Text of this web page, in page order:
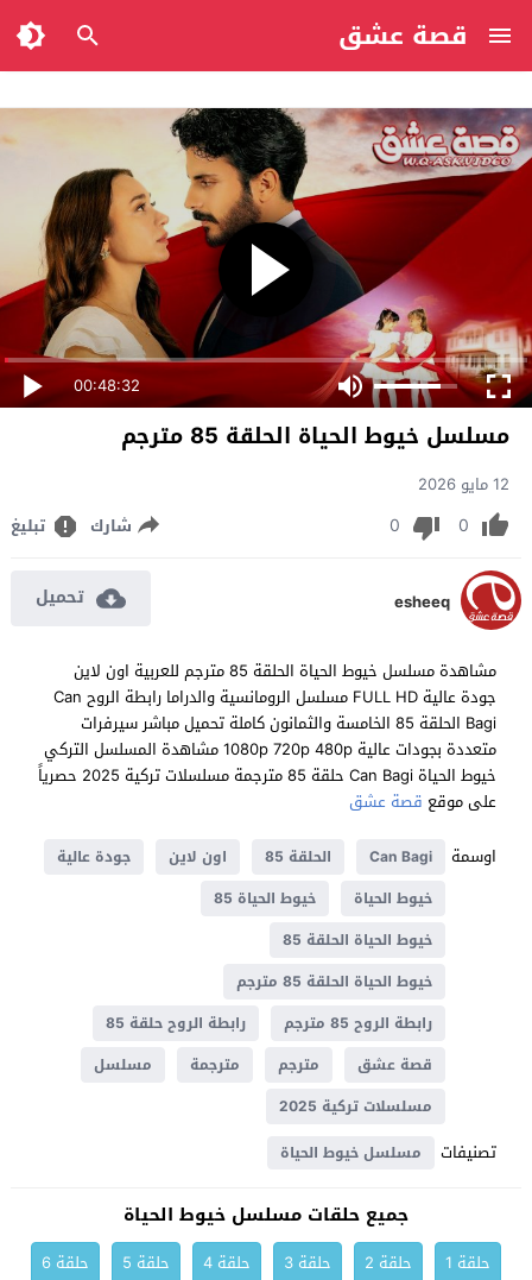
قصة عشق
00:48:32
مسلسل خيوط الحياة الحلقة 85 مترجم
12 مايو 2026
0
0 شارك تبليغ
esheeq تحميل
مشاهدة مسلسل خيوط الحياة الحلقة 85 مترجم للعربية اون لاين
جودة عالية FULL HD مسلسل الرومانسية والدراما رابطة الروح Can
Bagi الحلقة 85 الخامسة والثمانون كاملة تحميل مباشر سيرفرات
متعددة بجودات عالية 1080p 720p 480p مشاهدة المسلسل التركي
خيوط الحياة Can Bagi حلقة 85 مترجمة مسلسلات تركية 2025 حصرياً
على موقع قصة عشق
اوسمة
Can Bagi الحلقة 85 اون لاين
جودة عالية
خيوط الحياة
خيوط الحياة 85
خيوط الحياة الحلقة 85
خيوط الحياة الحلقة 85 مترجم
رابطة الروح 85 مترجم
رابطة الروح حلقة 85
قصة عشق
مترجم مترجمة
مسلسل
مسلسلات تركية 2025
تصنيفات مسلسل خيوط الحياة
جميع حلقات مسلسل خيوط الحياة
حلقة 1 حلقة 2 حلقة 3 حلقة 4 حلقة 5
حلقة 6